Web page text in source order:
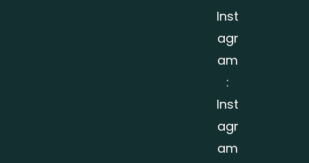
Inst
agr
am
:
Inst
agr
am